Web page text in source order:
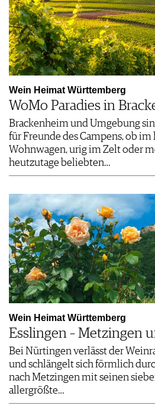
Wein Heimat Württemberg
WoMo Paradies in
Brackenheim und Umgebung
für Freunde des Campens, ob im
Wohnwagen, urig im Zelt oder
heutzutage beliebten…
Wein Heimat Württemberg
Esslingen – Metzingen
Bei Nürtingen verlässt der
und schlängelt sich förmlich
nach Metzingen mit seinen
allergrößte…